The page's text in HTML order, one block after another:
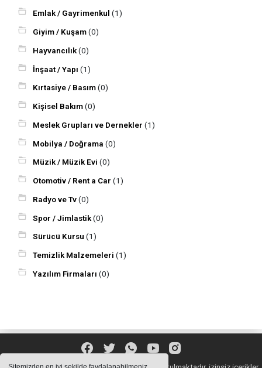
Emlak / Gayrimenkul(1)
Giyim / Kuşam(0)
Hayvancılık(0)
İnşaat / Yapı(1)
Kırtasiye / Basım(0)
Kişisel Bakım(0)
Meslek Grupları ve Dernekler(1)
Mobilya / Doğrama(0)
Müzik / Müzik Evi(0)
Otomotiv / Rent a Car(1)
Radyo ve Tv(0)
Spor / Jimlastik(0)
Sürücü Kursu(1)
Temizlik Malzemeleri(1)
Yazılım Firmaları(0)